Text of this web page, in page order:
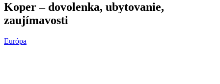
Koper – dovolenka, ubytovanie,
zaujímavosti
Európa